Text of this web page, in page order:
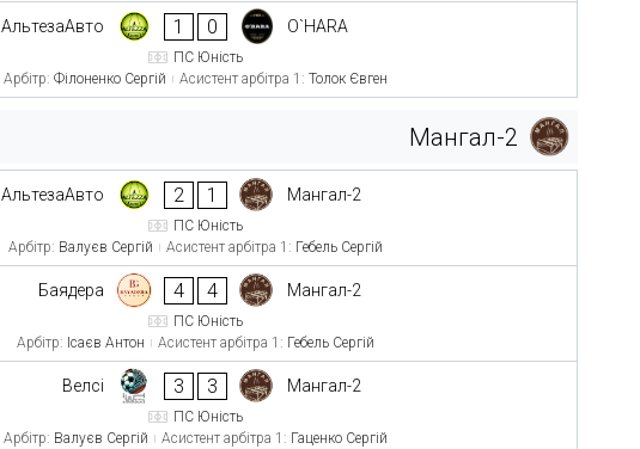
АльтезаАвто 1 0 O`HARA
ПС Юність
Арбітр: Філоненко Сергій Асистент арбітра 1: Толок Євген
Мангал-2
АльтезаАвто 2 1 Мангал-2
ПС Юність
Арбітр: Валуєв Сергій Асистент арбітра 1: Гебель Сергій
Баядера 4 4 Мангал-2
ПС Юність
Арбітр: Ісаєв Антон Асистент арбітра 1: Гебель Сергій
Велсі 3 3 Мангал-2
ПС Юність
Арбітр: Валуєв Сергій Асистент арбітра 1: Гаценко Сергій